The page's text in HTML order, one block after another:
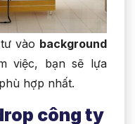
vào background
việc, bạn sẽ lựa
hợp nhất.
công ty